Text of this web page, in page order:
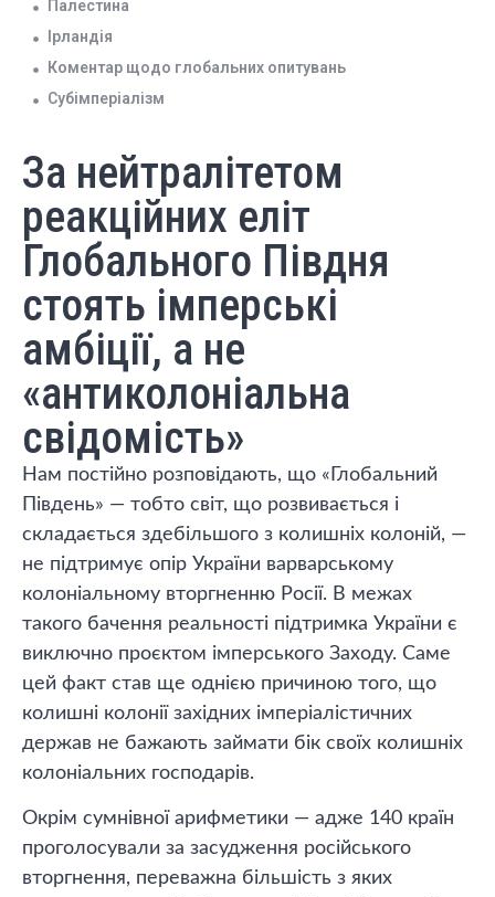
Палестина
Ірландія
Коментар щодо глобальних опитувань
Субімперіалізм
За нейтралітетом
реакційних еліт
Глобального Півдня
стоять імперські
амбіції, а не
«антиколоніальна
свідомість»
Нам постійно розповідають, що «Глобальний
Південь» — тобто світ, що розвивається і
складається здебільшого з колишніх колоній, —
не підтримує опір України варварському
колоніальному вторгненню Росії. В межах
такого бачення реальності підтримка України є
виключно проєктом імперського Заходу. Саме
цей факт став ще однією причиною того, що
колишні колонії західних імперіалістичних
держав не бажають займати бік своїх колишніх
колоніальних господарів.
Окрім сумнівної арифметики — адже 140 країн
проголосували за засудження російського
вторгнення, переважна більшість з яких